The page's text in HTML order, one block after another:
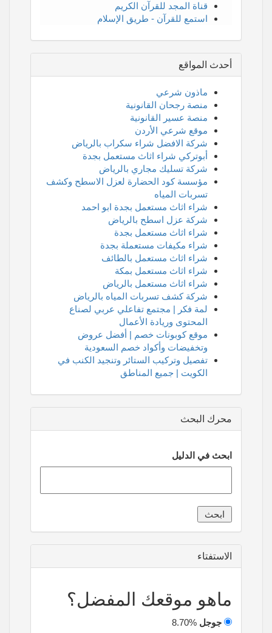
قناة المجد للقرآن الكريم
استمع للقرآن - طريق الإسلام
أحدث المواقع
ماذون شرعي
منصة رجحان القانونية
منصة عسير القانونية
موقع شرعي الأردن
شركة الافضل شراء سكراب بالرياض
أبوتركي شراء اثاث مستعمل بجدة
شركة تسليك مجاري بالرياض
مؤسسة كود الحضارة لعزل الاسطح وكشف
تسربات المياه
شراء اثاث مستعمل بجدة ابو احمد
شركة عزل اسطح بالرياض
شراء اثاث مستعمل بجدة
شراء مكيفات مستعملة بجدة
شراء اثاث مستعمل بالطائف
شراء اثاث مستعمل بمكة
شراء اثاث مستعمل بالرياض
شركة كشف تسربات المياه بالرياض
لمة فكر | مجتمع تفاعلي عربي لصناع
المحتوى وريادة الأعمال
موقع كوبونات خصم | أفضل عروض
وتخفيضات وأكواد خصم السعودية
تفصيل وتركيب الستائر وتنجيد الكنب في
الكويت | جميع المناطق
محرك البحث
ابحث في الدليل
الاستفتاء
ماهو موقعك المفضل؟
جوجل